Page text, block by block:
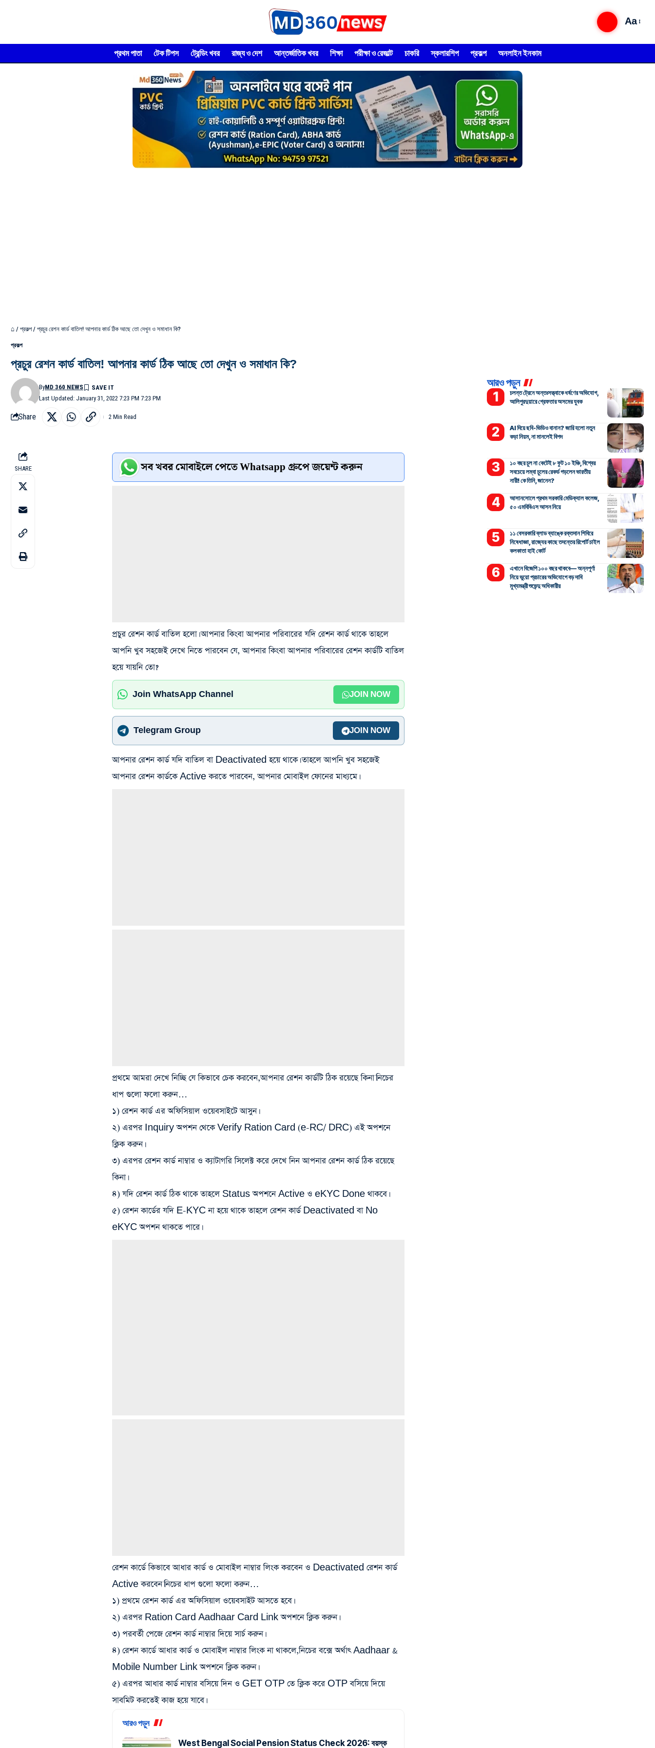
Aa
প্রথম পাতা টেক টিপস ট্রেন্ডিং খবর রাজ্য ও দেশ আন্তর্জাতিক খবর শিক্ষা পরীক্ষা ও রেজাল্ট চাকরি স্কলারশিপ প্রকল্প অনলাইন ইনকাম
⌂ / প্রকল্প/ প্রচুর রেশন কার্ড বাতিল! আপনার কার্ড ঠিক আছে তো দেখুন ও সমাধান কি?
প্রকল্প
প্রচুর রেশন কার্ড বাতিল! আপনার কার্ড ঠিক আছে তো দেখুন ও সমাধান কি?
Last Updated: January 31, 2022 7:23 PM 7:23 PM
ByMD 360 NEWS
Share 2 Min Read
SHARE সব খবর মোবাইলে পেতে Whatsapp গ্রুপে জয়েন্ট করুন
প্রচুর রেশন কার্ড বাতিল হলো। আপনার কিংবা আপনার পরিবারের যদি রেশন কার্ড থাকে তাহলে
আপনি খুব সহজেই দেখে নিতে পারবেন যে, আপনার কিংবা আপনার পরিবারের রেশন কার্ডটি বাতিল
হয়ে যায়নি তো?
Join WhatsApp Channel JOIN NOW
Telegram Group JOIN NOW
আপনার রেশন কার্ড যদি বাতিল বা Deactivated হয়ে থাকে। তাহলে আপনি খুব সহজেই
আপনার রেশন কার্ডকে Active করতে পারবেন, আপনার মোবাইল ফোনের মাধ্যমে।
প্রথমে আমরা দেখে নিচ্ছি যে কিভাবে চেক করবেন,আপনার রেশন কার্ডটি ঠিক রয়েছে কিনা।নিচের
ধাপ গুলো ফলো করুন…
১) রেশন কার্ড এর অফিসিয়াল ওয়েবসাইটে আসুন।
২) এরপর Inquiry অপশন থেকে Verify Ration Card (e-RC/ DRC) এই অপশনে
ক্লিক করুন।
৩) এরপর রেশন কার্ড নাম্বার ও ক্যাটাগরি সিলেক্ট করে দেখে নিন আপনার রেশন কার্ড ঠিক রয়েছে
কিনা।
৪) যদি রেশন কার্ড ঠিক থাকে তাহলে Status অপশনে Active ও eKYC Done থাকবে।
৫) রেশন কার্ডের যদি E-KYC না হয়ে থাকে তাহলে রেশন কার্ড Deactivated বা No
eKYC অপশন থাকতে পারে।
রেশন কার্ডে কিভাবে আধার কার্ড ও মোবাইল নাম্বার লিংক করবেন ও Deactivated রেশন কার্ড
Active করবেন।নিচের ধাপ গুলো ফলো করুন…
১) প্রথমে রেশন কার্ড এর অফিসিয়াল ওয়েবসাইট আসতে হবে।
২) এরপর Ration Card Aadhaar Card Link অপশনে ক্লিক করুন।
৩) পরবর্তী পেজে রেশন কার্ড নাম্বার দিয়ে সার্চ করুন।
৪) রেশন কার্ডে আধার কার্ড ও মোবাইল নাম্বার লিংক না থাকলে,নিচের বক্সে অর্থাৎ Aadhaar &
Mobile Number Link অপশনে ক্লিক করুন।
৫) এরপর আধার কার্ড নাম্বার বসিয়ে দিন ও GET OTP তে ক্লিক করে OTP বসিয়ে দিয়ে
সাবমিট করতেই কাজ হয়ে যাবে।
আরও পড়ুন
West Bengal Social Pension Status Check 2026: বয়স্ক
আরও পড়ুন
চলন্ত ট্রেনে অন্তঃসত্ত্বাকে ধর্ষণের অভিযোগ,
আলিপুরদুয়ারে গ্রেফতার অসমের যুবক
AI দিয়ে ছবি-ভিডিও বানান? জারি হলো নতুন
কড়া নিয়ম, না মানলেই বিপদ
১০ বছর চুল না কেটেই ৮ ফুট ১০ ইঞ্চি, বিশ্বের
সবচেয়ে লম্বা চুলের রেকর্ড গড়লেন ভারতীয়
নারী! কে তিনি, জানেন?
আসানসোলে প্রথম সরকারি মেডিক্যাল কলেজ,
৫০ এমবিবিএস আসন নিয়ে
১১ বেসরকারি ব্লাড ব্যাঙ্কে রক্তদান শিবিরে
নিষেধাজ্ঞা, রাজ্যের কাছে তদন্তের রিপোর্ট চাইল
কলকাতা হাই কোর্ট
এখানে বিজেপি ১০০ বছর থাকবে— অন্নপূর্ণা
নিয়ে ভুয়ো প্রচারের অভিযোগে বড় দাবি
মুখ্যমন্ত্রী শুভেন্দু অধিকারীর